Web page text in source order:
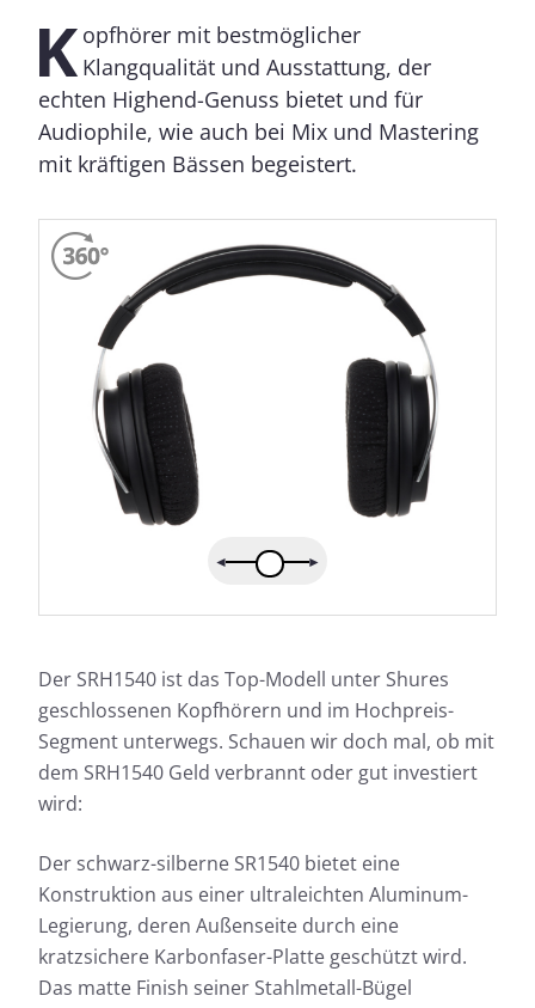
K opfhörer mit bestmöglicher
Klangqualität und Ausstattung, der
echten Highend-Genuss bietet und für
Audiophile, wie auch bei Mix und Mastering
mit kräftigen Bässen begeistert.
Der SRH1540 ist das Top-Modell unter Shures
geschlossenen Kopfhörern und im Hochpreis-
Segment unterwegs. Schauen wir doch mal, ob mit
dem SRH1540 Geld verbrannt oder gut investiert
wird:
Der schwarz-silberne SR1540 bietet eine
Konstruktion aus einer ultraleichten Aluminum-
Legierung, deren Außenseite durch eine
kratzsichere Karbonfaser-Platte geschützt wird.
Das matte Finish seiner Stahlmetall-Bügel